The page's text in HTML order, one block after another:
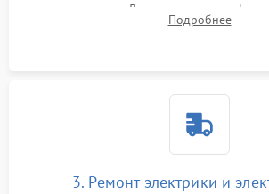
течеискателем. Демонтаж старого
продувка капиллярной трубки для
Подробнее
3. Ремонт электрики и